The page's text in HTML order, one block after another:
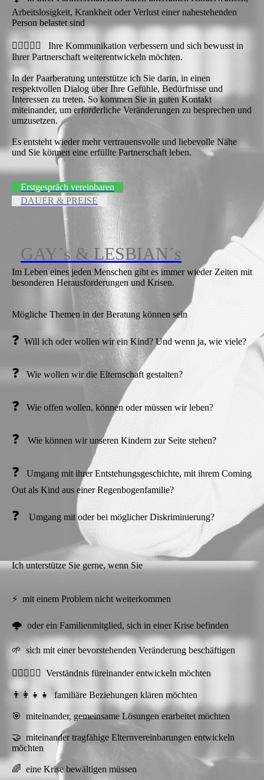
Arbeitslosigkeit, Krankheit oder Verlust einer nahestehenden
Person belastet sind
🧑🏼‍❤️‍🧑🏻 Ihre Kommunikation verbessern und sich bewusst in
Ihrer Partnerschaft weiterentwickeln möchten.
In der Paarberatung unterstütze ich Sie darin, in einen
respektvollen Dialog über Ihre Gefühle, Bedürfnisse und
Interessen zu treten. So kommen Sie in guten Kontakt
miteinander, um erforderliche Veränderungen zu besprechen und
umzusetzen.
Es entsteht wieder mehr vertrauensvolle und liebevolle Nähe
und Sie können eine erfüllte Partnerschaft leben.
Erstgespräch vereinbaren
DAUER & PREISE
GAY´s & LESBIAN´s
Im Leben eines jeden Menschen gibt es immer wieder Zeiten mit
besonderen Herausforderungen und Krisen.
Mögliche Themen in der Beratung können sein
❓ Will ich oder wollen wir ein Kind? Und wenn ja, wie viele?
❓ Wie wollen wir die Elternschaft gestalten?
❓ Wie offen wollen, können oder müssen wir leben?
❓ Wie können wir unseren Kindern zur Seite stehen?
❓ Umgang mit ihrer Entstehungsgeschichte, mit ihrem Coming
Out als Kind aus einer Regenbogenfamilie?
❓ Umgang mit oder bei möglicher Diskriminierung?
Ich unterstütze Sie gerne, wenn Sie
⚡ mit einem Problem nicht weiterkommen
🌩️ oder ein Familienmitglied, sich in einer Krise befinden
🌱 sich mit einer bevorstehenden Veränderung beschäftigen
🧑🏼‍❤️‍🧑🏻 Verständnis füreinander entwickeln möchten
👨‍👩‍👧‍👧 familiäre Beziehungen klären möchten
🎯 miteinander, gemeinsame Lösungen erarbeitet möchten
🤝 miteinander tragfähige Elternvereinbarungen entwickeln
möchten
🌈 eine Krise bewältigen müssen